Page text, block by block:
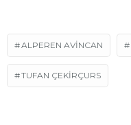
ALPEREN AVINCAN
TUFAN ÇEKIRÇURS